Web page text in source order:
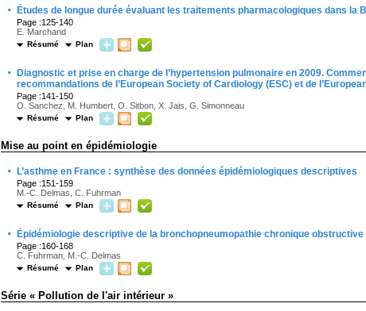
· Études de longue durée évaluant les traitements pharmacologiques dans la
Page :125-140
E. Marchand
Résumé Plan
·
Diagnostic et prise en charge de l’hypertension pulmonaire en 2009.
recommandations de l’European Society of Cardiology (ESC) et de
Page :141-150
O. Sanchez, M. Humbert, O. Sitbon, X. Jais, G. Simonneau
Résumé Plan
Mise au point en épidémiologie
· L’asthme en France : synthèse des données épidémiologiques descriptives
Page :151-159
M.-C. Delmas, C. Fuhrman
Résumé Plan
· Épidémiologie descriptive de la bronchopneumopathie chronique obstructive
Page :160-168
C. Fuhrman, M.-C. Delmas
Résumé Plan
Série « Pollution de l'air intérieur »